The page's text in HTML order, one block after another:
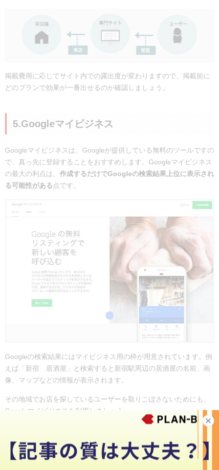
掲載費用に応じてサイト内での露出度が変わりますので、掲載前に
どのプランで効果が一番出せるのか確認しましょう。
5.Googleマイビジネス
Googleマイビジネスは、Googleが提供している無料のツールですの
で、真っ先に登録することをおすすめします。Googleマイビジネス
の最大の利点は、 作成するだけでGoogleの検索結果上位に表示され
る可能性がある点です。
Googleの検索結果にはマイビジネス用の枠が用意されています。例
えば「新宿 居酒屋」と検索すると新宿駅周辺の居酒屋の名前、画
像、マップなどの情報が表示されます。
その地域でお店を探しているユーザーを取りこぼさないためにも、
Googleマイビジネスを利用しましょう。
6.口コミを拡散させる